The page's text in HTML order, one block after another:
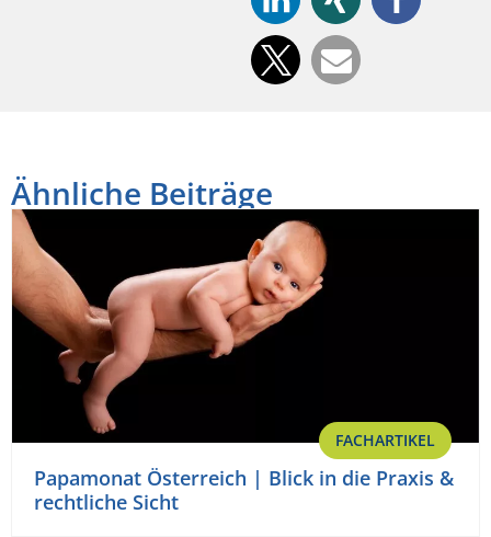
Ähnliche Beiträge
FACHARTIKEL
Papamonat Österreich | Blick in die Praxis &
rechtliche Sicht